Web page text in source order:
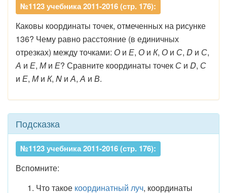
№1123 учебника 2011-2016 (стр. 176):
Каковы координаты точек, отмеченных на рисунке
136? Чему равно расстояние (в единичных
отрезках) между точками: О и Е, О и К, О и С, D и С,
А и Е, Ми Е? Сравните координаты точек С и D, С
и Е, Ми К, N иА,А и В.
Подсказка
№1123 учебника 2011-2016 (стр. 176):
Вспомните:
Что такое координатный луч, координаты